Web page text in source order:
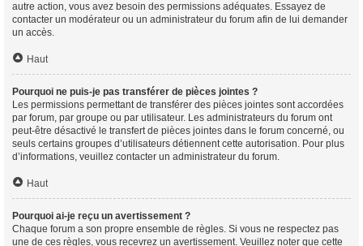
autre action, vous avez besoin des permissions adéquates. Essayez de
contacter un modérateur ou un administrateur du forum afin de lui demander
un accès.
Haut
Pourquoi ne puis-je pas transférer de pièces jointes ?
Les permissions permettant de transférer des pièces jointes sont accordées
par forum, par groupe ou par utilisateur. Les administrateurs du forum ont
peut-être désactivé le transfert de pièces jointes dans le forum concerné, ou
seuls certains groupes d’utilisateurs détiennent cette autorisation. Pour plus
d’informations, veuillez contacter un administrateur du forum.
Haut
Pourquoi ai-je reçu un avertissement ?
Chaque forum a son propre ensemble de règles. Si vous ne respectez pas
une de ces règles, vous recevrez un avertissement. Veuillez noter que cette